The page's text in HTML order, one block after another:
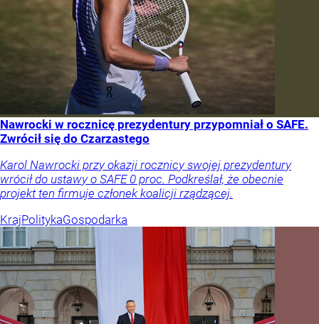
Nawrocki w rocznicę prezydentury przypomniał o SAFE.
Zwrócił się do Czarzastego
Karol Nawrocki przy okazji rocznicy swojej prezydentury
wrócił do ustawy o SAFE 0 proc. Podkreślał, że obecnie
projekt ten firmuje członek koalicji rządzącej.
KrajPolitykaGospodarka